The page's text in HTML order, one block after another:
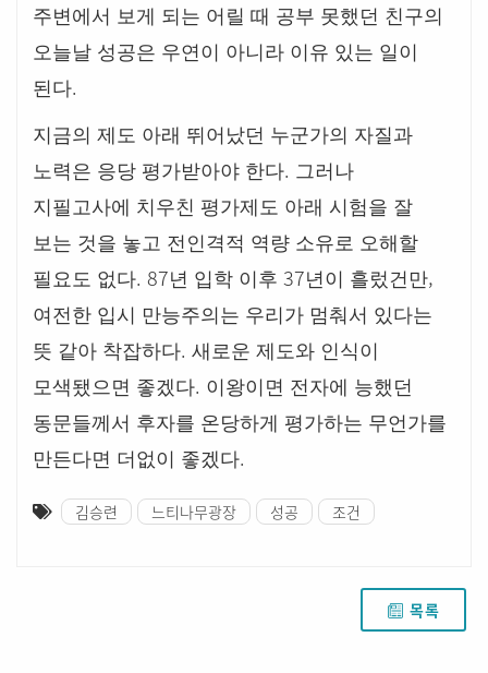
주변에서 보게 되는 어릴 때 공부 못했던 친구의
오늘날 성공은 우연이 아니라 이유 있는 일이
된다.
지금의 제도 아래 뛰어났던 누군가의 자질과
노력은 응당 평가받아야 한다. 그러나
지필고사에 치우친 평가제도 아래 시험을 잘
보는 것을 놓고 전인격적 역량 소유로 오해할
필요도 없다. 87년 입학 이후 37년이 흘렀건만,
여전한 입시 만능주의는 우리가 멈춰서 있다는
뜻 같아 착잡하다. 새로운 제도와 인식이
모색됐으면 좋겠다. 이왕이면 전자에 능했던
동문들께서 후자를 온당하게 평가하는 무언가를
만든다면 더없이 좋겠다.
김승련 느티나무광장 성공 조건
목록